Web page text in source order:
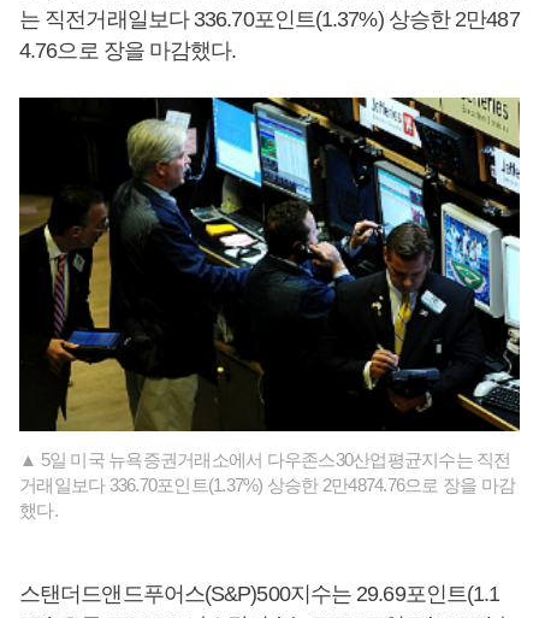
는 직전거래일보다 336.70포인트(1.37%) 상승한 2만487
4.76으로 장을 마감했다.
▲ 5일 미국 뉴욕증권거래소에서 다우존스30산업평균지수는 직전
거래일보다 336.70포인트(1.37%) 상승한 2만4874.76으로 장을 마감
했다.
스탠더드앤드푸어스(S&P)500지수는 29.69포인트(1.1